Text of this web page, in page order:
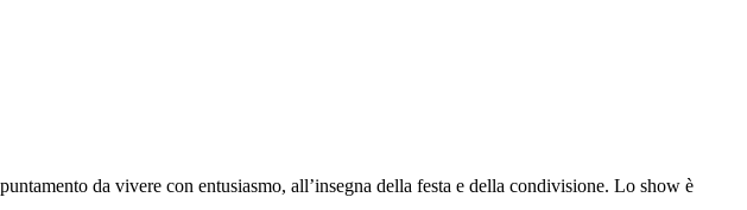
da vivere con entusiasmo, all’insegna della festa e della condivisione. Lo show è